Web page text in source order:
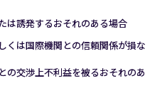
は誘発するおそれのある場合
くは国際機関との信頼関係が損な
の交渉上不利益を被るおそれのあ